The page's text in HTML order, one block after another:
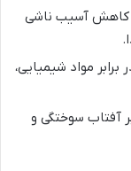
کاهش آسیب ناشی
مواد شیمیایی،
آفتاب سوختگی و